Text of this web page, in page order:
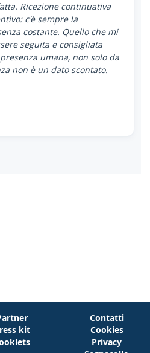
Ricezione continuativa
c'è sempre la
costante. Quello che mi
seguita e consigliata
umana, non solo da
non è un dato scontato.
kit
Contatti
Cookies
Privacy